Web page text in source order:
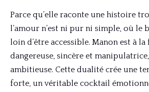
Parce qu’elle raconte une histoire
l’amour n’est ni pur ni simple, où le
loin d’être accessible. Manon est à
dangereuse, sincère et
ambitieuse. Cette dualité crée une
forte, un véritable cocktail